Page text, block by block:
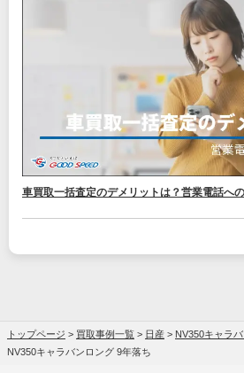
車買取一括査定のデメリットは？営業電話へ
トップページ > 買取事例一覧 > 日産 > NV350キャラ
NV350キャラバンロング 9年落ち